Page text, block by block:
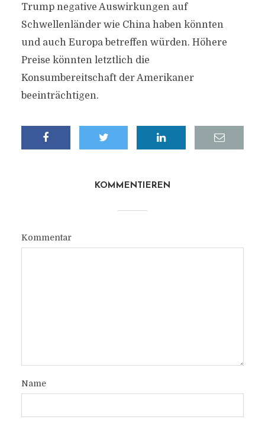
Trump negative Auswirkungen auf
Schwellenländer wie China haben könnten
und auch Europa betreffen würden. Höhere
Preise könnten letztlich die
Konsumbereitschaft der Amerikaner
beeinträchtigen.
KOMMENTIEREN
Kommentar
Name